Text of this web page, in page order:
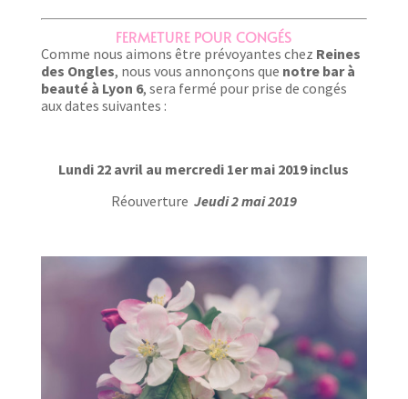
FERMETURE POUR CONGÉS
Comme nous aimons être prévoyantes chez Reines
des Ongles, nous vous annonçons que notre bar à
beauté à Lyon 6, sera fermé pour prise de congés
aux dates suivantes :
Lundi 22 avril au mercredi 1er mai 2019 inclus
Réouverture Jeudi 2 mai 2019